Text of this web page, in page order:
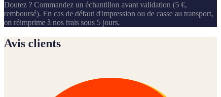
Doutez ? Commandez un échantillon avant validation (5 €,
remboursé). En cas de défaut d'impression ou de casse au transport,
on réimprime à nos frais sous 5 jours.
Avis clients